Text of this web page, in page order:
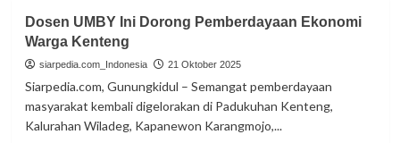
UMBY
Ini
Raih
Prestasi
Unnes
Silat
Dosen UMBY Ini Dorong Pemberdayaan Ekonomi
Warga Kenteng
siarpedia.com_Indonesia 21 Oktober 2025
Siarpedia.com, Gunungkidul – Semangat pemberdayaan
masyarakat kembali digelorakan di Padukuhan Kenteng,
Kalurahan Wiladeg, Kapanewon Karangmojo,...